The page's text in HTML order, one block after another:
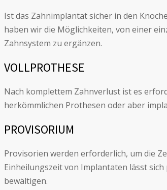
Ist das Zahnimplantat sicher in den
haben wir die Möglichkeiten, von einer
Zahnsystem zu ergänzen.
VOLLPROTHESE
Nach komplettem Zahnverlust ist es
herkömmlichen Prothesen oder aber
PROVISORIUM
Provisorien werden erforderlich, um die
Einheilungszeit von Implantaten lässt
bewältigen.